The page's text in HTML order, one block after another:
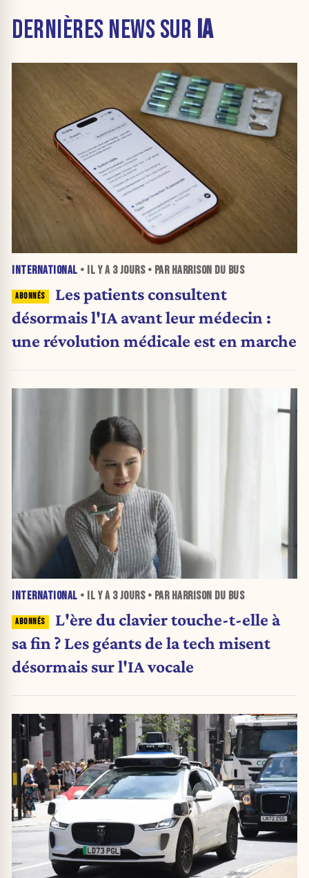
DERNIÈRES NEWS SUR IA
INTERNATIONAL • IL Y A 3 JOURS• PAR HARRISON DU BUS
Les patients consultent
désormais l'IA avant leur médecin :
une révolution médicale est en marche
INTERNATIONAL • IL Y A 3 JOURS• PAR HARRISON DU BUS
L'ère du clavier touche-t-elle à
sa fin ? Les géants de la tech misent
désormais sur l'IA vocale